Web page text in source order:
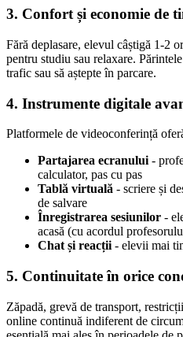
3. Confort și economie de
Fără deplasare, elevul câștigă 1-2
pentru studiu sau relaxare.
trafic sau să aștepte în parcare.
4. Instrumente digitale
Platformele de videoconferință
Partajarea ecranului -
calculator, pas cu pas
Tablă virtuală - scriere și
de salvare
Înregistrarea sesiunilor -
acasă (cu acordul
Chat și reacții - elevii mai
5. Continuitate în orice
Zăpadă, grevă de transport,
online continuă indiferent de